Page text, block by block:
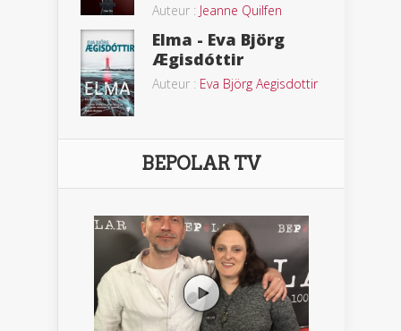
Auteur : Jeanne Quilfen
Elma - Eva Björg
Ægisdóttir
Auteur : Eva Björg Aegisdottir
BEPOLAR TV